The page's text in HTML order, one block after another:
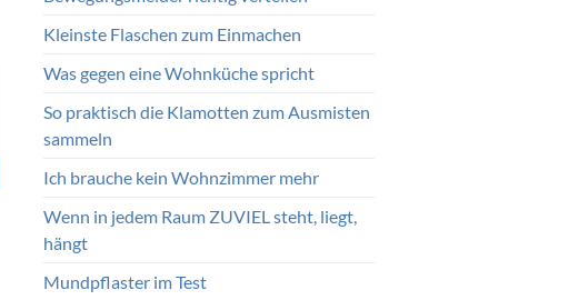
Kleinste Flaschen zum Einmachen
Was gegen eine Wohnküche spricht
So praktisch die Klamotten zum Ausmisten
sammeln
Ich brauche kein Wohnzimmer mehr
Wenn in jedem Raum ZUVIEL steht, liegt,
hängt
Mundpflaster im Test